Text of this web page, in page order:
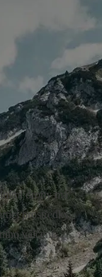
drony má
prostředky,
válčení...